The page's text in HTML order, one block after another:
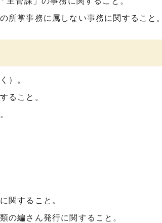
所掌事務に属しない事務に関すること。
）。
ること。
関すること。
の編さん発行に関すること。